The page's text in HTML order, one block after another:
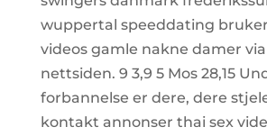
wuppertal speeddating
videos gamle nakne damer
nettsiden. 9 3,9 5 Mos 28,15
forbannelse er dere, dere
kontakt annonser thai sex